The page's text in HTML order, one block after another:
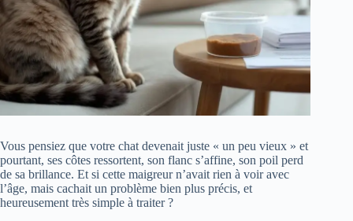
Vous pensiez que votre chat devenait juste « un peu vieux » et
pourtant, ses côtes ressortent, son flanc s’affine, son poil perd
de sa brillance. Et si cette maigreur n’avait rien à voir avec
l’âge, mais cachait un problème bien plus précis, et
heureusement très simple à traiter ?